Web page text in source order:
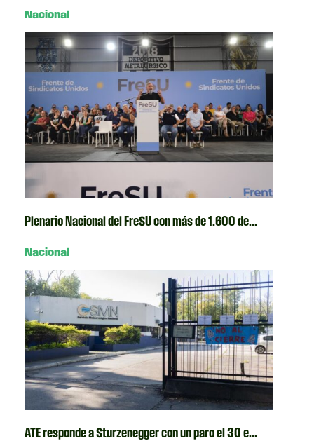
Nacional
Plenario Nacional del FreSU con más de 1.600 de...
Nacional
ATE responde a Sturzenegger con un paro el 30 e...